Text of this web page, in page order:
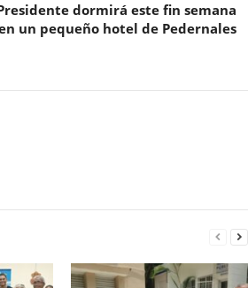
dormirá este fin semana
un pequeño hotel de Pedernales